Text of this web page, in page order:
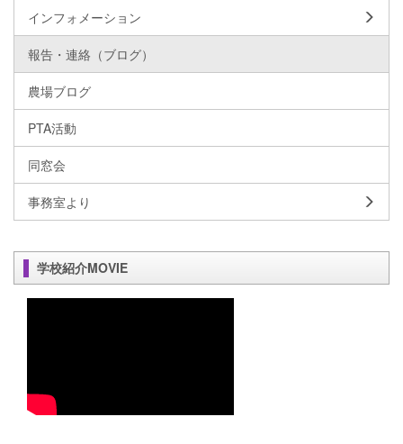
インフォメーション
報告・連絡（ブログ）
農場ブログ
PTA活動
同窓会
事務室より
学校紹介MOVIE